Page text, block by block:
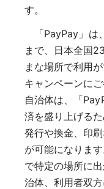
す。
「PayPay」は
まで、日本全国
まな場所で利用
キャンペーンに
自治体は、「
済を盛り上げる
発行や換金、印
が可能になりま
で特定の場所に
治体、利用者双